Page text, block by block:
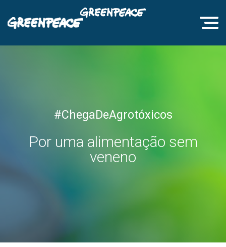
#ChegaDeAgrotóxicos
Por uma alimentação sem
veneno